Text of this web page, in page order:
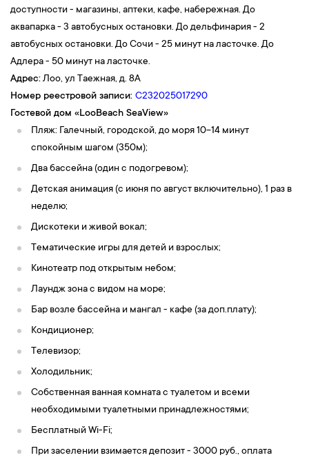
доступности - магазины, аптеки, кафе, набережная. До
аквапарка - 3 автобусных остановки. До дельфинария - 2
автобусных остановки. До Сочи - 25 минут на ласточке. До
Адлера - 50 минут на ласточке.
Адрес:Лоо, ул Таежная, д. 8А
Номер реестровой записи: С232025017290
Гостевой дом «LooBeach SeaView»
Пляж: Галечный, городской, до моря 10-14 минут
спокойным шагом (350м);
Два бассейна (один с подогревом);
Детская анимация (с июня по август включительно), 1 раз в
неделю;
Дискотеки и живой вокал;
Тематические игры для детей и взрослых;
Кинотеатр под открытым небом;
Лаундж зона с видом на море;
Бар возле бассейна и мангал - кафе (за доп.плату);
Кондиционер;
Телевизор;
Холодильник;
Собственная ванная комната с туалетом и всеми
необходимыми туалетными принадлежностями;
Бесплатный Wi-Fi;
При заселении взимается депозит - 3000 руб., оплата